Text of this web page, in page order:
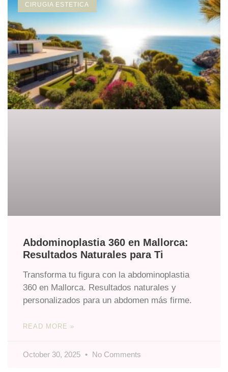
CIRUGIA ESTETICA
Abdominoplastia 360 en Mallorca:
Resultados Naturales para Ti
Transforma tu figura con la abdominoplastia
360 en Mallorca. Resultados naturales y
personalizados para un abdomen más firme.
READ MORE »
October 30, 2025 No Comments